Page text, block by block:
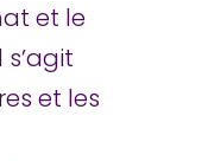
et le
et les